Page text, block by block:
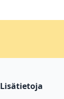
Lisätietoja